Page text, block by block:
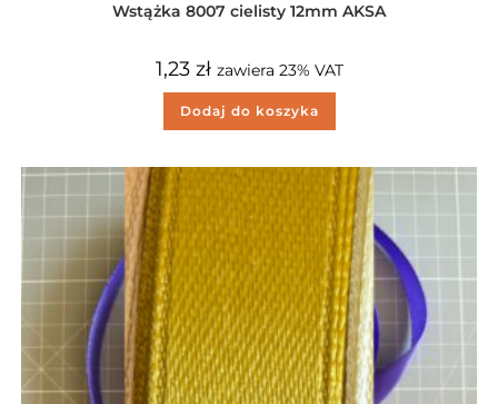
Wstążka 8007 cielisty 12mm AKSA
1,23 zł zawiera 23% VAT
Dodaj do koszyka